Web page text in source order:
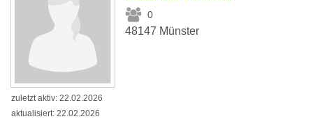
0
48147 Münster
zuletzt aktiv: 22.02.2026
aktualisiert: 22.02.2026